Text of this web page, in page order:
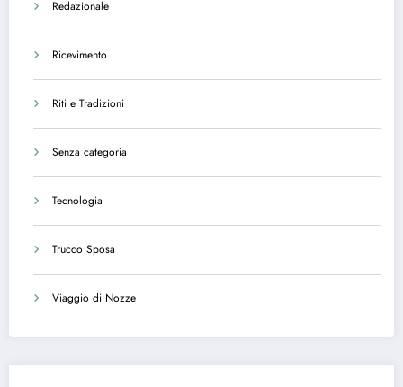
Redazionale
Ricevimento
Riti e Tradizioni
Senza categoria
Tecnologia
Trucco Sposa
Viaggio di Nozze